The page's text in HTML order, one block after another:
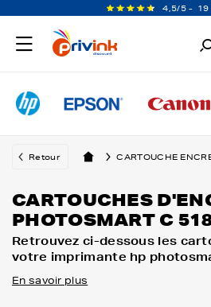
4,5/5 -
Retour CARTOUCHE
CARTOUCHES
PHOTOSMART C
Retrouvez ci-dessous les
votre imprimante hp
En savoir plus